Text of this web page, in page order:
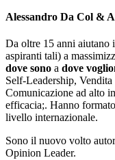
Alessandro Da Col &
Da oltre 15 anni aiutano
aspiranti tali) a
dove sono a dove
Self-Leadership,
Comunicazione ad alto
efficacia;. Hanno
livello internazionale.
Sono il nuovo volto
Opinion Leader.